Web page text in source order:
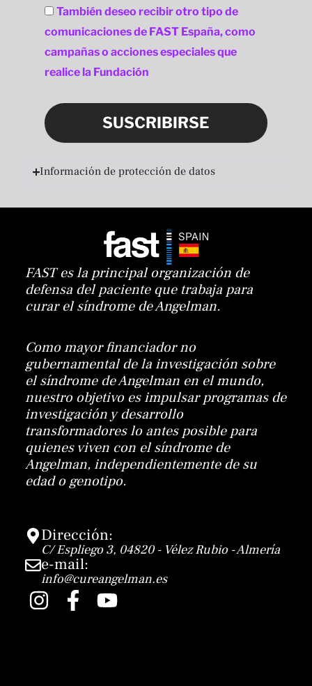
Aceptación
También deseo recibir otro tipo de
comunicaciones de FAST España, como
campañas o acciones especiales que
realice la Fundación
SUSCRIBIRSE
Información de protección de datos
FAST es la principal organización de
defensa del paciente que trabaja para
curar el síndrome de Angelman.
Como mayor financiador no
gubernamental de la investigación sobre
el síndrome de Angelman en el mundo,
nuestro objetivo es impulsar programas de
investigación y desarrollo
transformadores lo antes posible para
quienes viven con el síndrome de
Angelman, independientemente de su
edad o genotipo.
Dirección:
C/ Espliego 3, 04820 - Vélez Rubio - Almería
e-mail:
info@cureangelman.es
I
n
F
a
Y
o